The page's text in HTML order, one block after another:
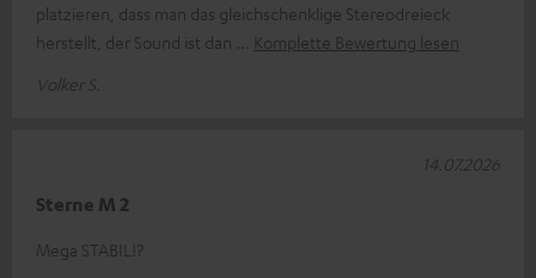
platzieren, dass man das gleichschenklige Stereodreieck
herstellt, der Sound ist dan
Komplette Bewertung lesen
Volker S.
Sterne M 2
Mega STABIL!?
14.07.2026